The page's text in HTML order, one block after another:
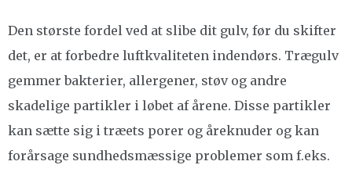
Den største fordel ved at slibe dit gulv, før du skifter
det, er at forbedre luftkvaliteten indendørs. Trægulv
gemmer bakterier, allergener, støv og andre
skadelige partikler i løbet af årene. Disse partikler
kan sætte sig i træets porer og åreknuder og kan
forårsage sundhedsmæssige problemer som f.eks.